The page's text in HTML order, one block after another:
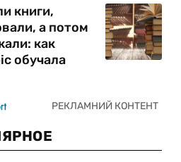
книги,
а потом
как
обучала